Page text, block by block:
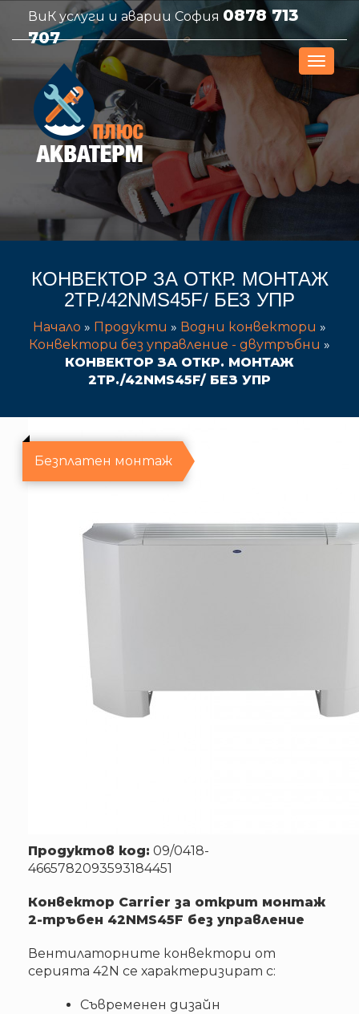
ВиК услуги и аварии София 0878 713
707
КОНВЕКТОР ЗА ОТКР. МОНТАЖ
2ТР./42NMS45F/ БЕЗ УПР
Начало » Продукти » Водни конвектори »
Конвектори без управление - двутръбни »
КОНВЕКТОР ЗА ОТКР. МОНТАЖ
2ТР./42NMS45F/ БЕЗ УПР
Безплатен монтаж
Продуктов код: 09/0418-
4665782093593184451
Конвектор Carrier за открит монтаж
2-тръбен 42NMS45F без управление
Вентилаторните конвектори от
серията 42N се характеризират с:
Съвременен дизайн